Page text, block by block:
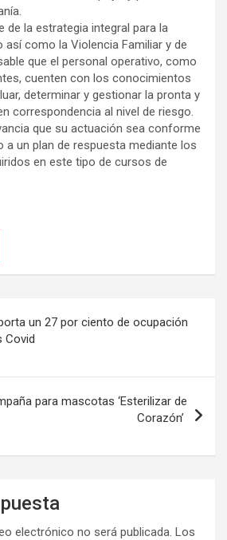
de la estrategia integral para la
así como la Violencia Familiar y de
que el personal operativo, como
cuenten con los conocimientos
determinar y gestionar la pronta y
correspondencia al nivel de riesgo.
que su actuación sea conforme
a un plan de respuesta mediante los
en este tipo de cursos de
un 27 por ciento de ocupación
Covid
para mascotas ‘Esterilizar de
Corazón’
electrónico no será publicada. Los